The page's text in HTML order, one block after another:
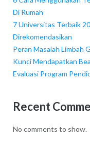
Di Rumah
7 Universitas Terbaik
Direkomendasikan
Peran Masalah Limbah
Kunci Mendapatkan
Evaluasi Program
Recent
No comments to show.